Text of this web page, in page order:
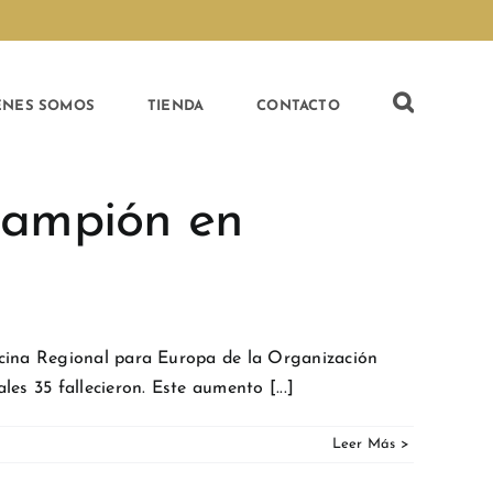
SOMOS TIENDA CONTACTO
en
Regional para Europa de la Organización
35 fallecieron. Este aumento [...]